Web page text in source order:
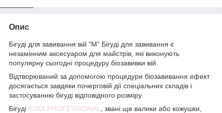
Опис
Бігуді для завивання вій "M" Бігуді для завивання є
незамінним аксесуаром для майстрів, які виконують
популярну сьогодні процедуру біозавивки вій.
Відтворюваний за допомогою процедури біозавивання ефект
досягається завдяки почерговій дії спеціальних складів і
застосуванню бігуді відповідного розміру.
Бігуді KODI PROFESSIONAL
, звані ще валики або кожушки,